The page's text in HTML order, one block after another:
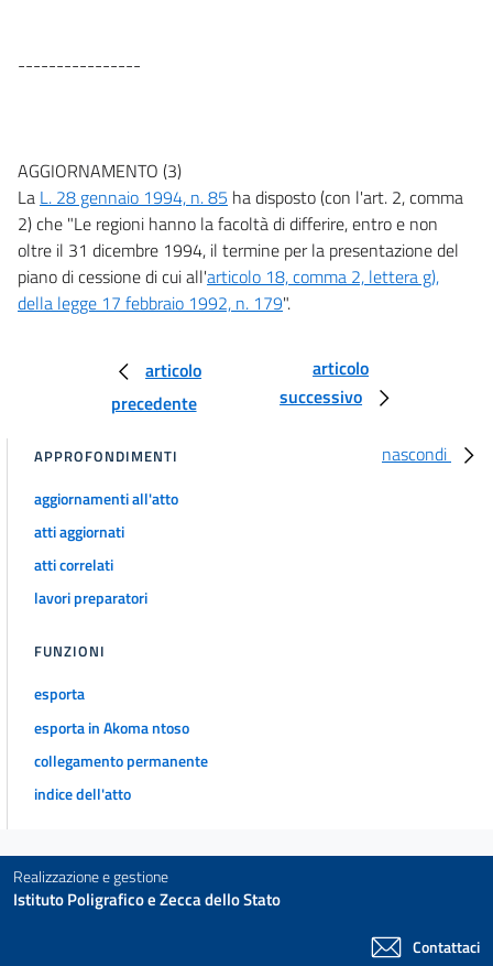
----------------
AGGIORNAMENTO (3)
La L. 28 gennaio 1994, n. 85 ha disposto (con l'art. 2, comma
2) che "Le regioni hanno la facoltà di differire, entro e non
oltre il 31 dicembre 1994, il termine per la presentazione del
piano di cessione di cui all'articolo 18, comma 2, lettera g),
della legge 17 febbraio 1992, n. 179".
articolo
precedente
articolo
successivo
nascondi
APPROFONDIMENTI
aggiornamenti all'atto
atti aggiornati
atti correlati
lavori preparatori
FUNZIONI
esporta
esporta in Akoma ntoso
collegamento permanente
indice dell'atto
Realizzazione e gestione
Istituto Poligrafico e Zecca dello Stato
Contattaci